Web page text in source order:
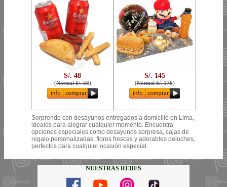
S/. 48
(Normal S/. 58)
S/. 145
(Normal S/. 176)
Sorprende con desayunos entregados a domicilio en Lima,
ideales para alegrar cualquier momento. Encuentra
opciones especiales como desayunos sorpresa, cajas de
regalo personalizadas, flores frescas y adorables peluches,
perfectos para cualquier ocasión especial.
NUESTRAS REDES